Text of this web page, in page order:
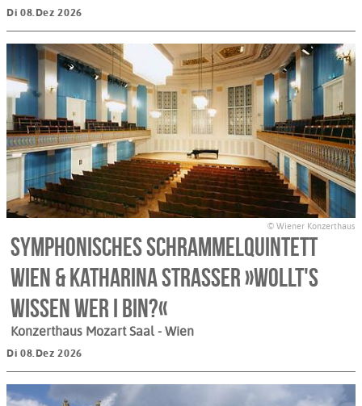
Di 08.Dez 2026
© Wiener Konzerthaus
Symphonisches Schrammelquintett
Wien & Katharina Straßer »Wollt's
wissen wer i bin?«
Konzerthaus Mozart Saal - Wien
Di 08.Dez 2026